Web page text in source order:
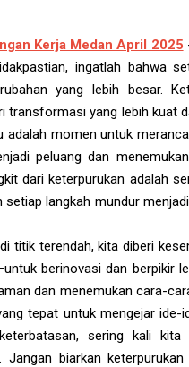
Kerja Medan April 2025
ingatlah bahwa
yang lebih besar.
transformasi yang lebih kuat
adalah momen untuk
peluang dan
dari keterpurukan adalah
setiap langkah mundur
titik terendah, kita diberi
berinovasi dan berpikir
dan menemukan cara-
tepat untuk mengejar
sering kali kita
Jangan biarkan